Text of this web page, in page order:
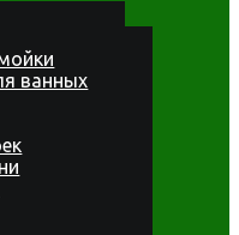
ванных